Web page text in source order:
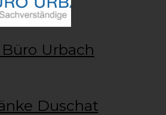
Urbach
Duschat